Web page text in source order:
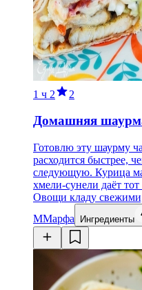
1 ч 2 2
Домашняя
Готовлю эту шаурму
расходится быстрее,
следующую. Курица
хмели-сунели даёт
Овощи кладу
ММарфа Ингредиенты